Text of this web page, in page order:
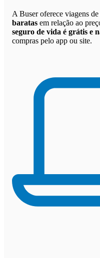
A Buser oferece viagens
baratas em relação ao
seguro de vida é grátis e
compras pelo app ou site.